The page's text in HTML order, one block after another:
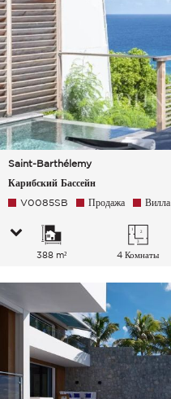
Saint-Barthélemy
Карибский Бассейн
V0085SB Продажа Вилла
388 m² 4 Комнаты